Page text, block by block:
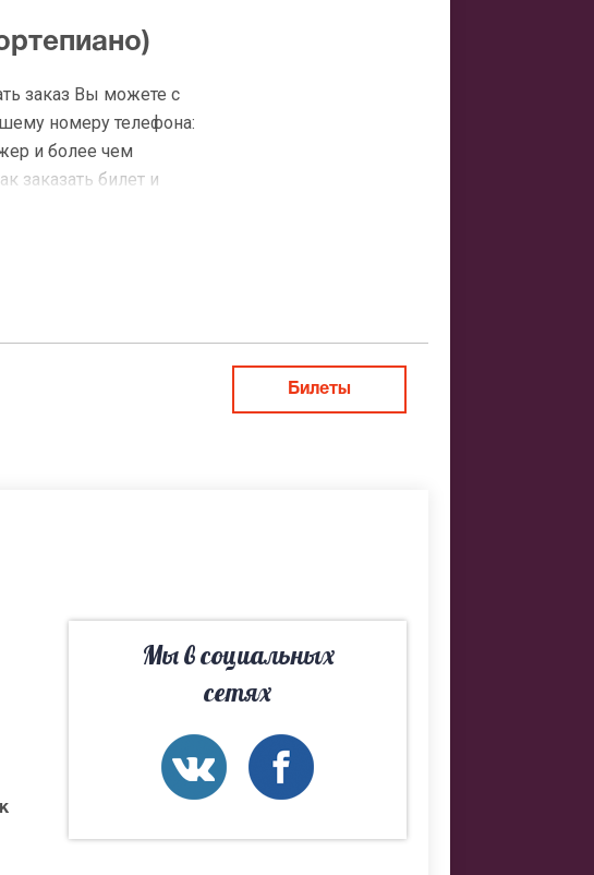
заказ Вы можете с
номеру телефона:
и более чем
заказать билет и
Бесплатная
Оплатить заказ
Если не
центр и мы
Билеты
Мы в социальных
сетях